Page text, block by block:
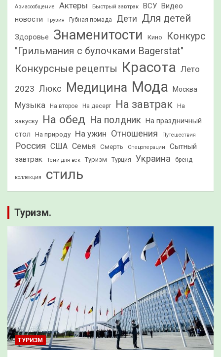
Авиасообщение Актеры Быстрый завтрак ВСУ Видео
новости
Грузия Губная помада Дети Для детей
Здоровье Знаменитости Кино
Конкурс
"Грильмания с булочками Bagerstat"
Конкурсные рецепты Красота Лето
2023 Люкс Медицина Мода Москва
Музыка На второе На десерт На завтрак На
закуску На обед На полдник На праздничный
стол
На природу На ужин Отношения Путешествия
Россия США Семья Смерть Спецоперации
Сытный
завтрак
Тени для век Туризм Турция Украина бренд
коллекция стиль
Туризм.
ТУРИЗМ